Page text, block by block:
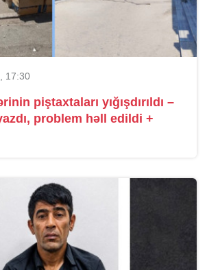
17:30
piştaxtaları yığışdırıldı –
problem həll edildi +